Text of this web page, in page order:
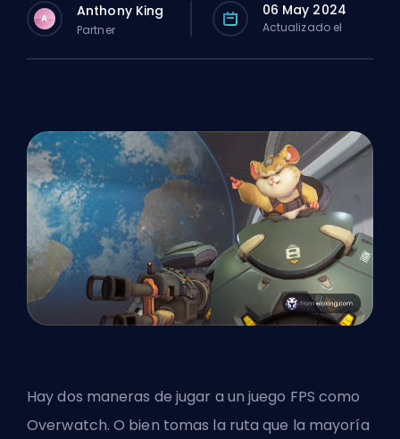
A Anthony King
Partner
06 May 2024
Actualizado el
Hay dos maneras de jugar a un juego FPS como
Overwatch. O bien tomas la ruta que la mayoría